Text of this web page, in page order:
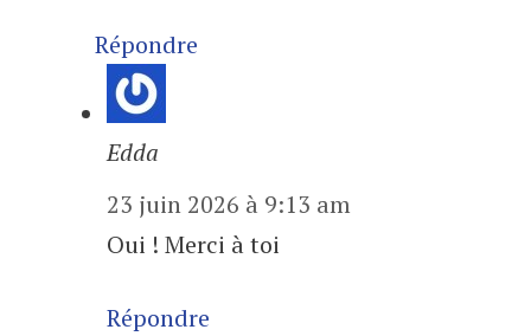
Répondre
Edda
23 juin 2026 à 9:13 am
Oui ! Merci à toi
Répondre